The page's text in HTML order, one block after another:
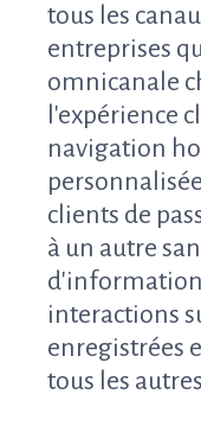
tous les
entreprises
omnicanale
l'expérience
navigation
clients de
à un autre
interactions
enregistrées
tous les